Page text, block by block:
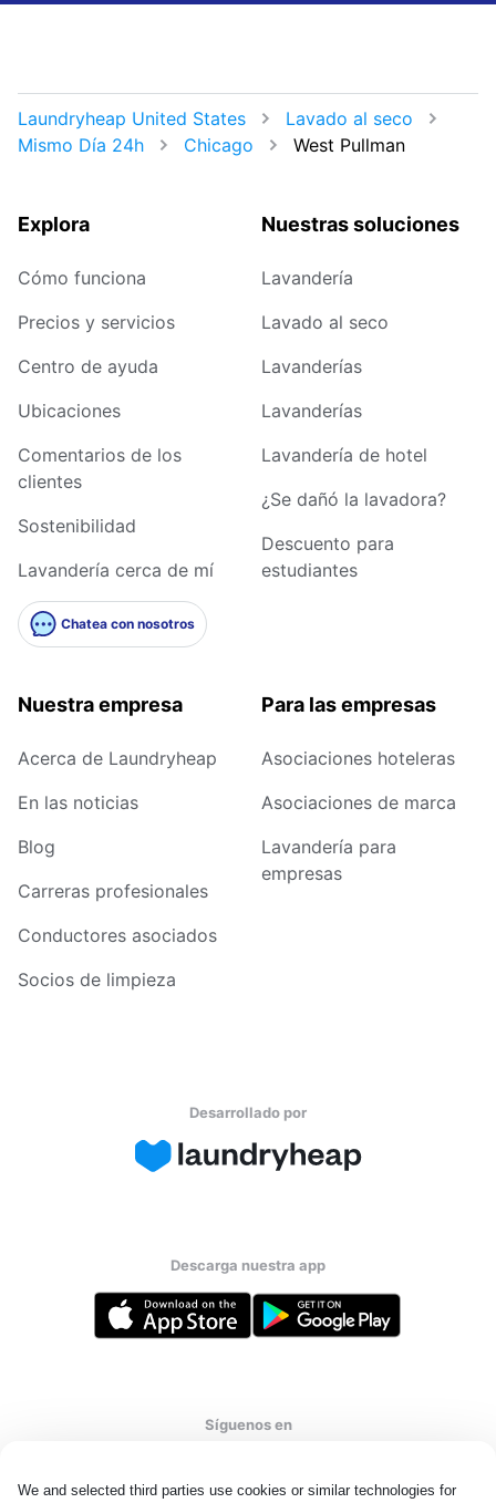
We and selected third parties use cookies or similar technologies for
Laundryheap United States
Lavado al seco
Mismo Día 24h
Chicago West Pullman
Explora
Cómo funciona
Precios y servicios
Centro de ayuda
Ubicaciones
Comentarios de los
clientes
Sostenibilidad
Lavandería cerca de mí
Chatea con nosotros
Nuestras soluciones
Lavandería
Lavado al seco
Lavanderías
Lavanderías
Lavandería de hotel
¿Se dañó la lavadora?
Descuento para
estudiantes
Nuestra empresa
Acerca de Laundryheap
En las noticias
Blog
Carreras profesionales
Conductores asociados
Socios de limpieza
Para las empresas
Asociaciones hoteleras
Asociaciones de marca
Lavandería para
empresas
Desarrollado por
Descarga nuestra app
Síguenos en